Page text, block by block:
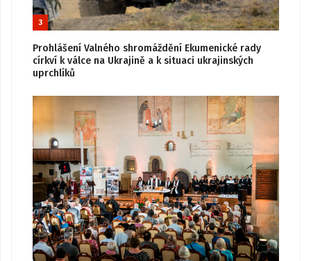
3
Prohlášení Valného shromáždění Ekumenické rady
církví k válce na Ukrajině a k situaci ukrajinských
uprchlíků